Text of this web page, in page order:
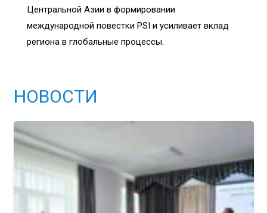
Центральной Азии в формировании
международной повестки PSI и усиливает вклад
региона в глобальные процессы.
НОВОСТИ